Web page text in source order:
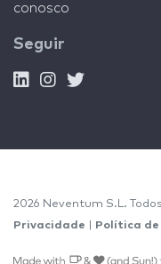
conosco
Seguir
2026 Neventum S.L.
Privacidade
Política de